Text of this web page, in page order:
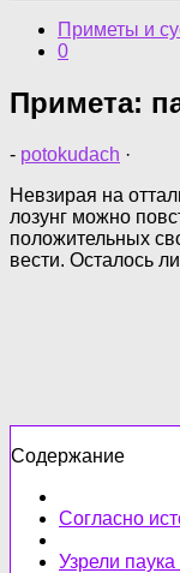
Приметы и
0
Примета:
- potokudach ·
Невзирая на
лозунг можно
положительных
вести. Осталось
Содержание
Согласно
Узрели